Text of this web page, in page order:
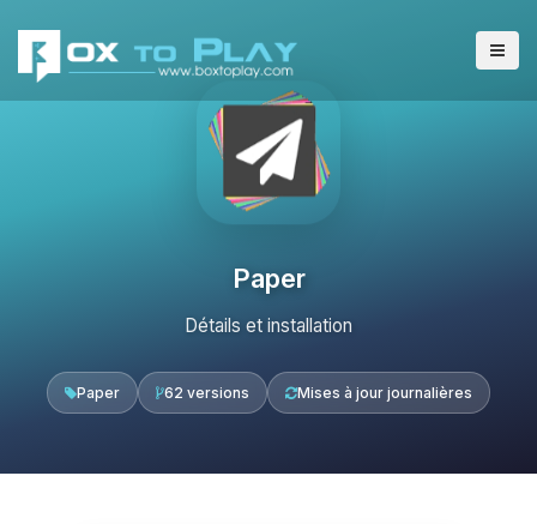
Paper
Détails et installation
Paper 62 versions Mises à jour journalières